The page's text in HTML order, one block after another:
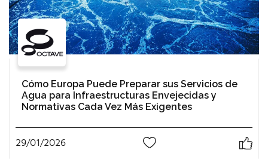
Cómo Europa Puede Preparar sus Servicios de
Agua para Infraestructuras Envejecidas y
Normativas Cada Vez Más Exigentes
29/01/2026